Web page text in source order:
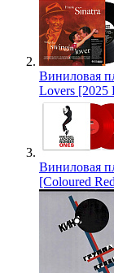
Виниловая
Lovers [2025
Виниловая
[Coloured